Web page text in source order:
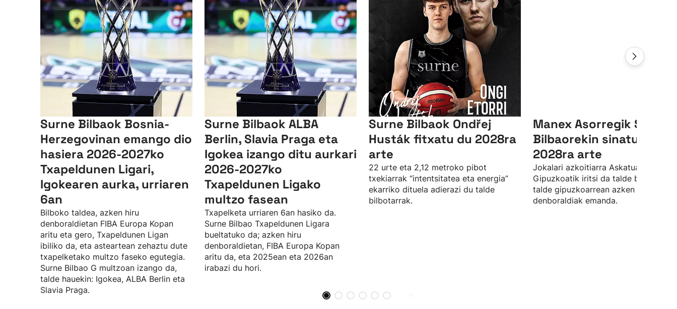
Surne Bilbaok Bosnia-
Herzegovinan emango dio
hasiera 2026-2027ko
Txapeldunen Ligari,
Igokearen aurka, urriaren
6an
Bilboko taldea, azken hiru
denboraldietan FIBA Europa Kopan
aritu eta gero, Txapeldunen Ligan
ibiliko da, eta asteartean zehaztu dute
txapelketako multzo faseko egutegia.
Surne Bilbao G multzoan izango da,
talde hauekin: Igokea, ALBA Berlin eta
Slavia Praga.
Surne Bilbaok ALBA
Berlin, Slavia Praga eta
Igokea izango ditu aurkari
2026-2027ko
Txapeldunen Ligako
multzo fasean
Txapelketa urriaren 6an hasiko da.
Surne Bilbao Txapeldunen Ligara
bueltatuko da; azken hiru
denboraldietan, FIBA Europa Kopan
aritu da, eta 2025ean eta 2026an
irabazi du hori.
Surne Bilbaok Ondřej
Husták fitxatu du 2028ra
arte
22 urte eta 2,12 metroko pibot
txekiarrak “intentsitatea eta energia”
ekarriko dituela adierazi du talde
bilbotarrak.
Manex Asorregik Surne
Bilbaorekin sinatu du
2028ra arte
Jokalari azkoitiarra Askatuak
Gipuzkoatik iritsi da talde
talde gipuzkoarrean azken hiru
denboraldiak emanda.